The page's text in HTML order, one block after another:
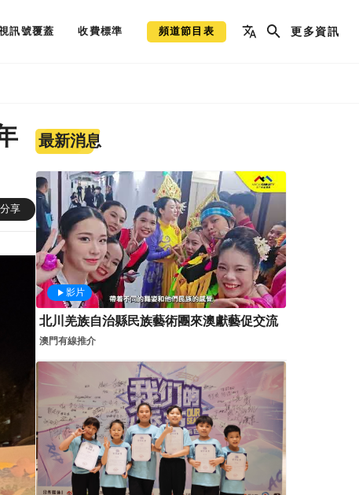
訊號覆蓋 收費標準 頻道節目表 更多資訊
分享
最新消息
影片
北川羌族自治縣民族藝術團來澳獻藝促交流
澳門有線推介